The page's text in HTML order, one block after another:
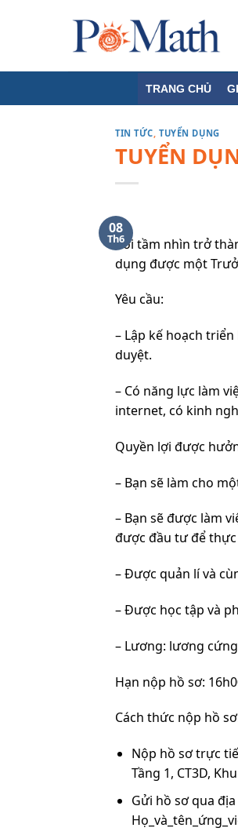
TRANG CHỦ
TIN TỨC,TUYỂN DỤNG
TUYỂN
08
Th6Với tầm nhìn trở
dụng được một
Yêu cầu:
– Lập kế hoạch
duyệt.
– Có năng lực làm
internet, có kinh
Quyền lợi được
– Bạn sẽ làm cho
– Bạn sẽ được làm
được đầu tư để
– Được quản lí và
– Được học tập và
– Lương: lương
Hạn nộp hồ sơ:
Cách thức nộp hồ
Nộp hồ sơ trực
Tầng 1, CT3D,
Gửi hồ sơ qua